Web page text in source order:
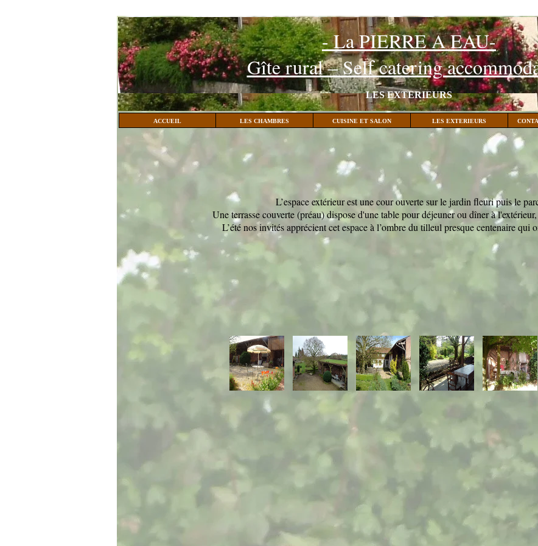
- La PIERRE A EAU-
Gîte rural – Self catering
LES EXTERIEURS
ACCUEIL LES CHAMBRES CUISINE ET SALON LES EXTERIEURS
L’espace extérieur est une cour ouverte sur le jardin fleuri puis le
Une terrasse couverte (préau) dispose d'une table pour déjeuner ou dîner à
L’été nos invités apprécient cet espace à l’ombre du tilleul presque centenaire qui